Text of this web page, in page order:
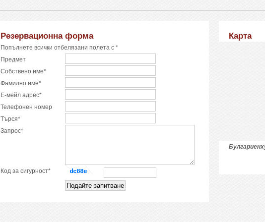
Резервационна форма
Попълнете всички отбелязани полета с *
Предмет
Собствено име*
Фамилно име*
Е-мейл адрес*
Телефонен номер
Търся*
Запрос*
Код за сигурност*
Карта